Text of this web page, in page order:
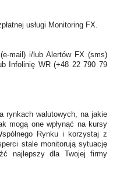
usługi Monitoring FX.
mail) i/lub Alertów FX (sms)
Infolinię WR (+48 22 790 79
rynkach walutowych, na jakie
mogą one wpłynąć na kursy
Rynku i korzystaj z
stale monitorują sytuację
najlepszy dla Twojej firmy